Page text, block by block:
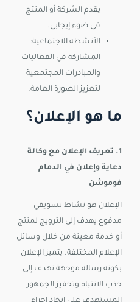
يقدم الشركة أو المنتج
في ضوء إيجابي.
الأنشطة الاجتماعية:
المشاركة في الفعاليات
والمبادرات المجتمعية
لتعزيز الصورة العامة.
ما هو الإعلان؟
1. تعريف الإعلان مع وكالة
دعاية وإعلان في الدمام
فوموشن
الإعلان هو نشاط تسويقي
مدفوع يهدف إلى الترويج لمنتج
أو خدمة معينة من خلال وسائل
الإعلام المختلفة. يتميز الإعلان
بكونه رسالة موجهة تهدف إلى
جذب الانتباه وتحفيز الجمهور